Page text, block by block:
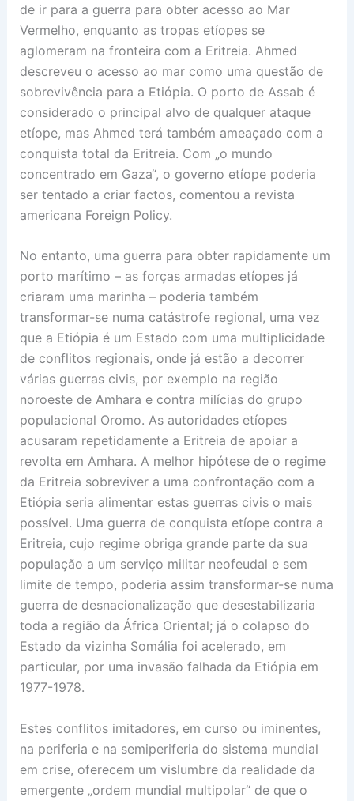
de ir para a guerra para obter acesso ao Mar
Vermelho, enquanto as tropas etíopes se
aglomeram na fronteira com a Eritreia. Ahmed
descreveu o acesso ao mar como uma questão de
sobrevivência para a Etiópia. O porto de Assab é
considerado o principal alvo de qualquer ataque
etíope, mas Ahmed terá também ameaçado com a
conquista total da Eritreia. Com „o mundo
concentrado em Gaza“, o governo etíope poderia
ser tentado a criar factos, comentou a revista
americana Foreign Policy.
No entanto, uma guerra para obter rapidamente um
porto marítimo – as forças armadas etíopes já
criaram uma marinha – poderia também
transformar-se numa catástrofe regional, uma vez
que a Etiópia é um Estado com uma multiplicidade
de conflitos regionais, onde já estão a decorrer
várias guerras civis, por exemplo na região
noroeste de Amhara e contra milícias do grupo
populacional Oromo. As autoridades etíopes
acusaram repetidamente a Eritreia de apoiar a
revolta em Amhara. A melhor hipótese de o regime
da Eritreia sobreviver a uma confrontação com a
Etiópia seria alimentar estas guerras civis o mais
possível. Uma guerra de conquista etíope contra a
Eritreia, cujo regime obriga grande parte da sua
população a um serviço militar neofeudal e sem
limite de tempo, poderia assim transformar-se numa
guerra de desnacionalização que desestabilizaria
toda a região da África Oriental; já o colapso do
Estado da vizinha Somália foi acelerado, em
particular, por uma invasão falhada da Etiópia em
1977-1978.
Estes conflitos imitadores, em curso ou iminentes,
na periferia e na semiperiferia do sistema mundial
em crise, oferecem um vislumbre da realidade da
emergente „ordem mundial multipolar“ de que o